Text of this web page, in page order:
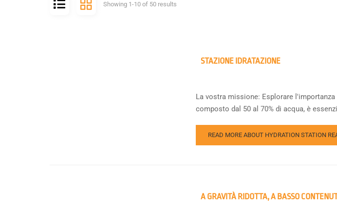
Showing 1-10 of 50 results
STAZIONE IDRATAZIONE
La vostra missione: Esplorare
composto dal 50 al 70% di acqua, è
READ MORE ABOUT HYDRATION STATION
A GRAVITÀ RIDOTTA, A BASSO